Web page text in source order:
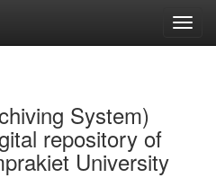
System)
repository of
University